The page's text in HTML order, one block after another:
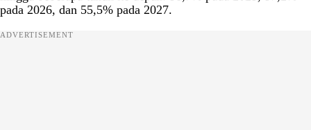
pada 2026, dan 55,5% pada 2027.
ADVERTISEMENT